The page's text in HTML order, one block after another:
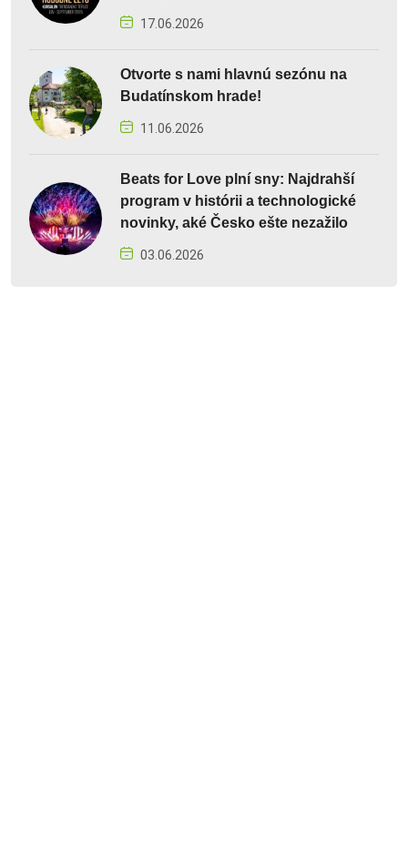
17.06.2026
Otvorte s nami hlavnú sezónu na
Budatínskom hrade!
11.06.2026
Beats for Love plní sny: Najdrahší
program v histórii a technologické
novinky, aké Česko ešte nezažilo
03.06.2026